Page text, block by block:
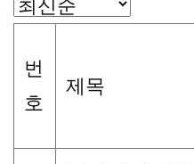
번
호
제목